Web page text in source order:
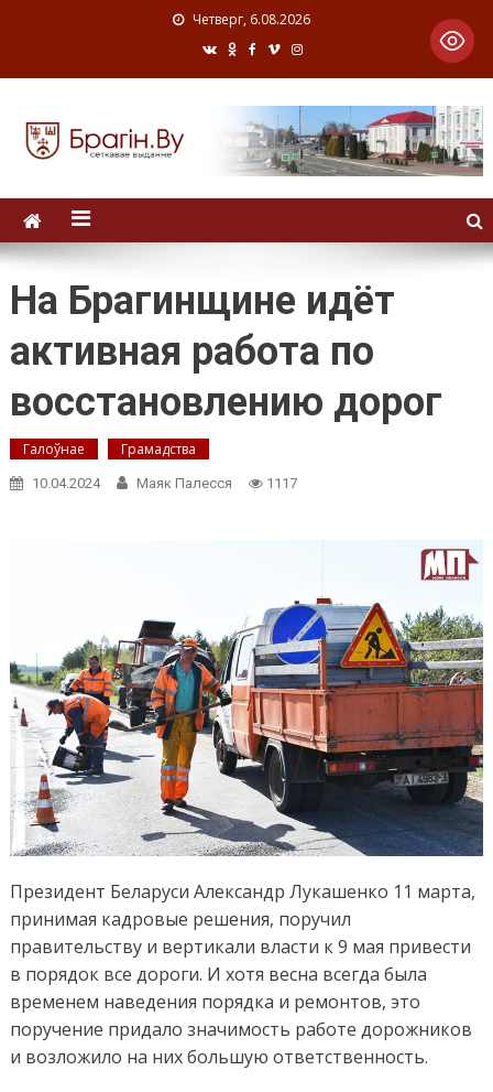
Четверг, 6.08.2026
На Брагинщине идёт
активная работа по
восстановлению дорог
Галоўнае Грамадства
10.04.2024 Маяк Палесся 1117
Президент Беларуси Александр Лукашенко 11 марта,
принимая кадровые решения, поручил
правительству и вертикали власти к 9 мая привести
в порядок все дороги. И хотя весна всегда была
временем наведения порядка и ремонтов, это
поручение придало значимость работе дорожников
и возложило на них большую ответственность.